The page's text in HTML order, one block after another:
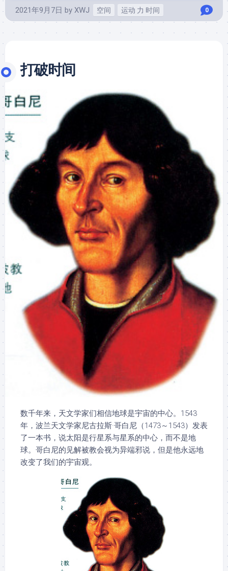
2021年9月7日 by XWJ 空间 运动 力 时间 0
打破时间
数千年来，天文学家们相信地球是宇宙的中心。1543
年，波兰天文学家尼古拉斯·哥白尼（1473～1543）发表
了一本书，说太阳是行星系与星系的中心，而不是地
球。哥白尼的见解被教会视为异端邪说，但是他永远地
改变了我们的宇宙观。